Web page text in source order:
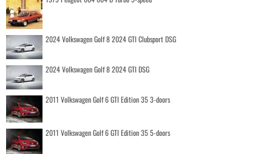
2024 Volkswagen Golf 8 2024 GTI Clubsport DSG
2024 Volkswagen Golf 8 2024 GTI DSG
2011 Volkswagen Golf 6 GTI Edition 35 3-doors
2011 Volkswagen Golf 6 GTI Edition 35 5-doors